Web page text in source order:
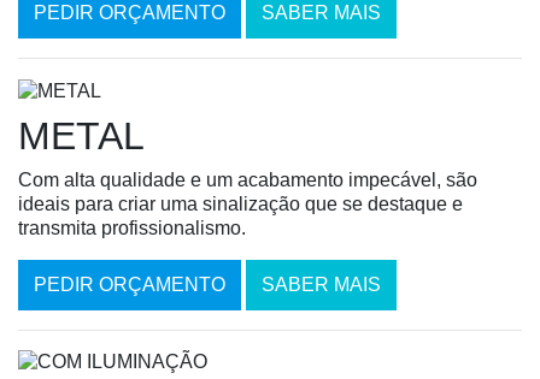
PEDIR ORÇAMENTO SABER MAIS
METAL
Com alta qualidade e um acabamento impecável, são
ideais para criar uma sinalização que se destaque e
transmita profissionalismo.
PEDIR ORÇAMENTO SABER MAIS